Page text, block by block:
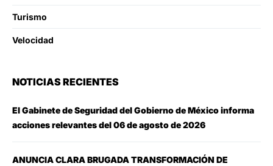
Turismo
Velocidad
NOTICIAS RECIENTES
El Gabinete de Seguridad del Gobierno de México informa
acciones relevantes del 06 de agosto de 2026
ANUNCIA CLARA BRUGADA TRANSFORMACIÓN DE